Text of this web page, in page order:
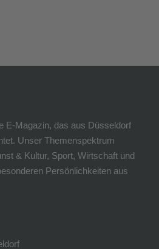
E-Magazin, das aus Düsseldorf
Unser Themenspektrum
& Kultur, Sport, Wirtschaft und
Persönlichkeiten aus